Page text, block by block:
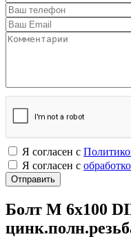
Я согласен с
Я согласен с
Болт М 6х100